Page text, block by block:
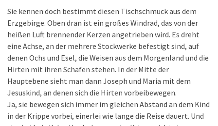
Sie kennen doch bestimmt diesen Tischschmuck aus dem
Erzgebirge. Oben dran ist ein großes Windrad, das von der
heißen Luft brennender Kerzen angetrieben wird. Es dreht
eine Achse, an der mehrere Stockwerke befestigt sind, auf
denen Ochs und Esel, die Weisen aus dem Morgenland und die
Hirten mit ihren Schafen stehen. In der Mitte der
Hauptebene sieht man dann Joseph und Maria mit dem
Jesuskind, an denen sich die Hirten vorbeibewegen.
Ja, sie bewegen sich immer im gleichen Abstand an dem Kind
in der Krippe vorbei, einerlei wie lange die Reise dauert. Und